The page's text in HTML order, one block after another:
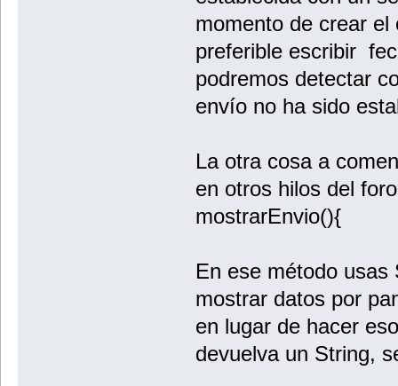
momento de crear
preferible escribir
podremos detectar
envío no ha sido
La otra cosa a
en otros hilos del
mostrarEnvio(){
En ese método
mostrar datos por
en lugar de hacer
devuelva un String,